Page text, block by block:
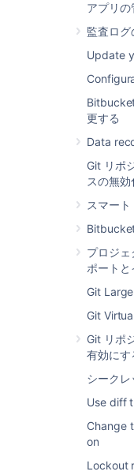
アプリの
監査ログ
Update
更する
Data
Git リポ
スの無効
スマー
プロジェ
ポートと
Git
Git
Git リポ
有効にす
シークレ
Use diff
Change
on
Lockout
課題のコンテ
化します。開
コミット、プ
要が表示され
詳細情報を確
新しいタスク
からブランチ
約を使い、
を提案するた
Trigger
using
With just a
Jira workflow